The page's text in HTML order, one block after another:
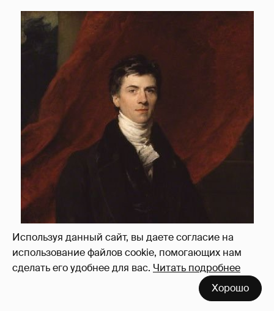
Используя данный сайт, вы даете согласие на
использование файлов cookie, помогающих нам
сделать его удобнее для вас. Читать подробнее
Хорошо